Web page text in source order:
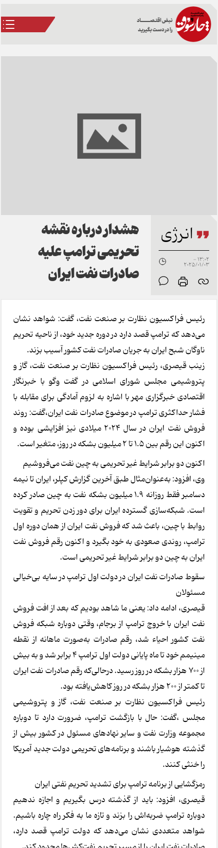
انرژی
13:02 -
2025/01/03
هشدار درباره نقشه
تحریمی ترامپ علیه
صادرات نفت ایران
رئیس فراکسیون نظارت بر صنعت نفت، گفت: شواهد نشان
می‌دهد که ترامپ قصد دارد در دوره جدید خود، از ناحیه تحریم
ناوگان شبح ایران به جریان صادرات نفت کشور آسیب بزند.
زینب قیصری، رئیس فراکسیون نظارت بر صنعت نفت، گاز و
پتروشیمی مجلس شورای اسلامی در گفت وگو با خبرنگار
اقتصادی خبرگزاری مهر با اشاره به لزوم آمادگی برای مقابله با
فشار حداکثری ترامپ در موضوع صادرات نفت ایران،گفت: روند
فروش نفت ایران در سال ۲۰۲۴ میلادی نیز افزایشی بوده و
اکنون این رقم بین ۱.۵ تا ۲ میلیون بشکه در روز، متغیر است.
اکنون دو برابر شرایط غیر تحریمی به چین نفت می‌فروشیم
وی، افزود: به‌عنوان‌مثال طبق آخرین گزارش کپلر، ایران تا نیمه
دسامبر فقط روزانه ۱.۹ میلیون بشکه نفت به چین صادر کرده
است. شبکه‌سازی گسترده ایران برای دور زدن تحریم و تقویت
روابط با چین، باعث شد که فروش نفت ایران از همان دوره اول
ترامپ، روندی صعودی به خود بگیرد و اکنون رقم فروش نفت
ایران به چین دو برابر شرایط غیر تحریمی است.
سقوط صادرات نفت ایران در دولت اول ترامپ در سایه بی‌خیالی
مسئولان
قیصری، ادامه داد: یعنی ما شاهد بودیم که بعد از افت فروش
نفت ایران با خروج ترامپ از برجام، وقتی دوباره شبکه فروش
نفت کشور احیاء شد، رقم صادرات به‌صورت ماهانه از نقطه
مینیمم خود تا ماه پایانی دولت اول ترامپ ۴ برابر شد و به بیش
از ۷۰۰ هزار بشکه در روز رسید. درحالی‌که رقم صادرات نفت ایران
تا کمتر از ۲۰۰ هزار بشکه در روز کاهش‌یافته بود.
رئیس فراکسیون نظارت بر صنعت نفت، گاز و پتروشیمی
مجلس ،گفت: حال با بازگشت ترامپ، ضرورت دارد تا دوباره
مجموعه وزارت نفت و سایر نهادهای مسئول در کشور بیش از
گذشته هوشیار باشند و برنامه‌های تحریمی دولت جدید آمریکا
را خنثی کنند.
رمزگشایی از برنامه ترامپ برای تشدید تحریم نفتی ایران
قیصری، افزود: باید از گذشته درس بگیریم و اجازه ندهیم
دوباره ترامپ ضربه‌اش را بزند و تازه ما به فکر راه چاره باشیم.
شواهد متعددی نشان می‌دهد که دولت ترامپ قصد دارد،